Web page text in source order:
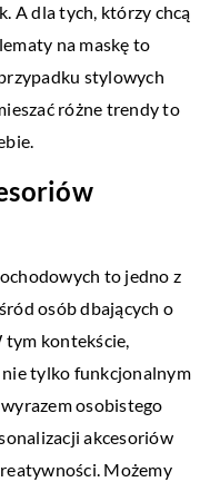
A dla tych, którzy chcą
na maskę to
stylowych
różne trendy to
to jedno z
osób dbających o
tym kontekście,
nie tylko funkcjonalnym
osobistego
akcesoriów
Możemy